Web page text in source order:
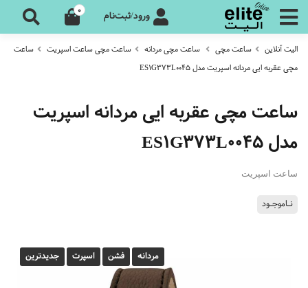
ورود/ثبت‌نام 0
الیت آنلاین ساعت مچی ساعت مچی مردانه ساعت مچی ساعت اسپریت
ساعت
مچی عقربه ایی مردانه اسپریت مدل ES1G373L0045
ساعت مچی عقربه ایی مردانه اسپریت
مدل ES1G373L0045
ساعت اسپریت
نـاموجـود
مردانه فشن اسپرت جدیدترین